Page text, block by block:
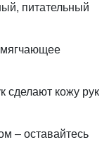
питательный
сделают кожу рук
– оставайтесь